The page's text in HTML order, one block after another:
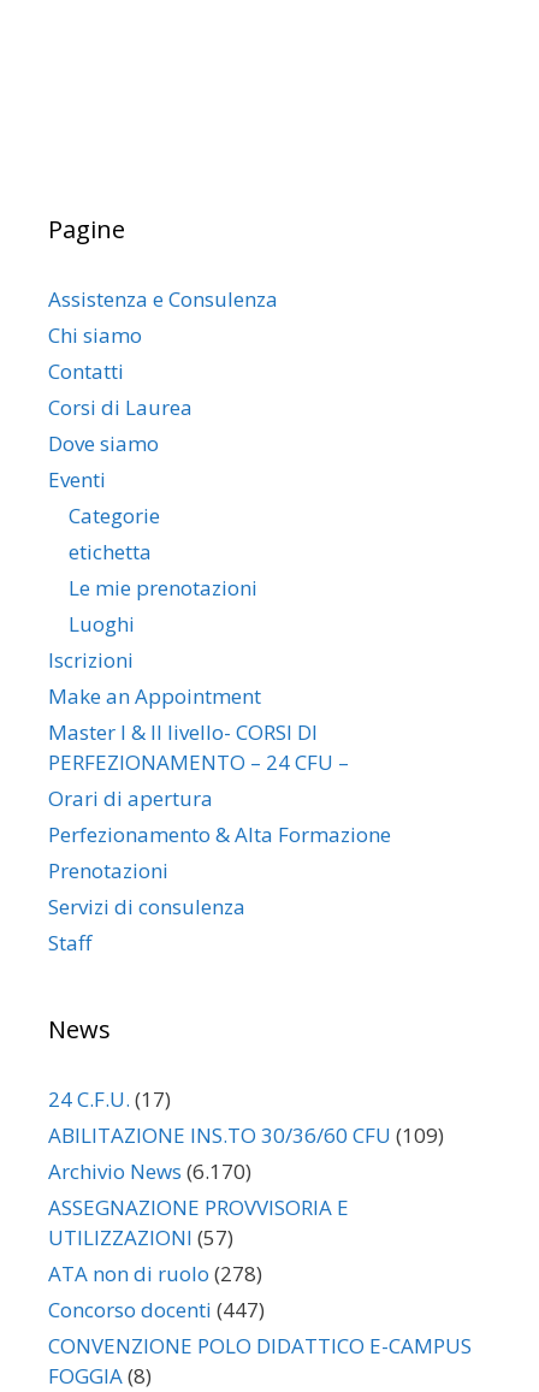
Pagine
Assistenza e Consulenza
Chi siamo
Contatti
Corsi di Laurea
Dove siamo
Eventi
Categorie
etichetta
Le mie prenotazioni
Luoghi
Iscrizioni
Make an Appointment
Master I & II livello- CORSI DI
PERFEZIONAMENTO – 24 CFU –
Orari di apertura
Perfezionamento & Alta Formazione
Prenotazioni
Servizi di consulenza
Staff
News
24 C.F.U. (17)
ABILITAZIONE INS.TO 30/36/60 CFU (109)
Archivio News (6.170)
ASSEGNAZIONE PROVVISORIA E
UTILIZZAZIONI (57)
ATA non di ruolo (278)
Concorso docenti (447)
CONVENZIONE POLO DIDATTICO E-CAMPUS
FOGGIA(8)